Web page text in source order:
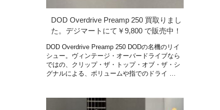
DOD Overdrive Preamp 250 買取りまし
た。デジマートにて￥9,800 で販売中！
DOD Overdrive Preamp 250 DODの名機のリイ
シュー。ヴィンテージ・オーバードライブなら
ではの、クリップ・ザ・トップ・オブ・ザ・シ
グナルによる、ボリュームや指でのドライ …